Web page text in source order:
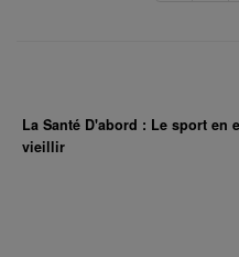
La Santé D'abord : Le sport en
vieillir